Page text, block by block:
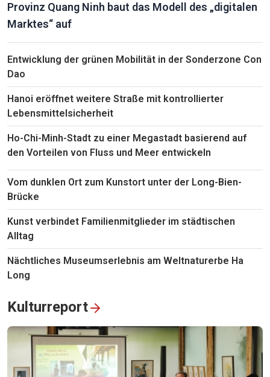
Provinz Quang Ninh baut das Modell des „digitalen
Marktes“ auf
Entwicklung der grünen Mobilität in der Sonderzone Con
Dao
Hanoi eröffnet weitere Straße mit kontrollierter
Lebensmittelsicherheit
Ho-Chi-Minh-Stadt zu einer Megastadt basierend auf
den Vorteilen von Fluss und Meer entwickeln
Vom dunklen Ort zum Kunstort unter der Long-Bien-
Brücke
Kunst verbindet Familienmitglieder im städtischen
Alltag
Nächtliches Museumserlebnis am Weltnaturerbe Ha
Long
Kulturreport